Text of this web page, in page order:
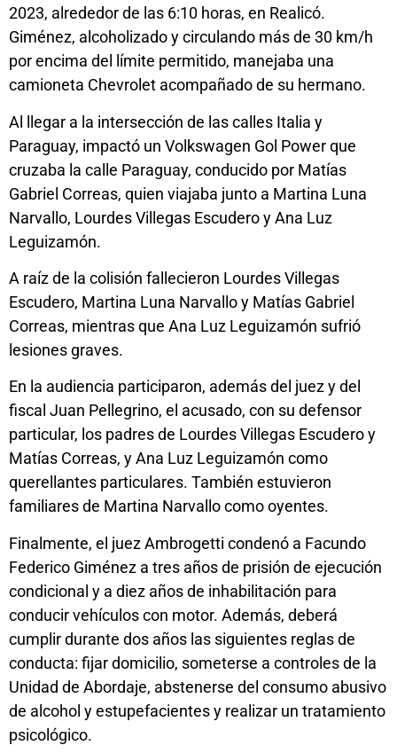
2023, alrededor de las 6:10 horas, en Realicó.
Giménez, alcoholizado y circulando más de 30 km/h
por encima del límite permitido, manejaba una
camioneta Chevrolet acompañado de su hermano.
Al llegar a la intersección de las calles Italia y
Paraguay, impactó un Volkswagen Gol Power que
cruzaba la calle Paraguay, conducido por Matías
Gabriel Correas, quien viajaba junto a Martina Luna
Narvallo, Lourdes Villegas Escudero y Ana Luz
Leguizamón.
A raíz de la colisión fallecieron Lourdes Villegas
Escudero, Martina Luna Narvallo y Matías Gabriel
Correas, mientras que Ana Luz Leguizamón sufrió
lesiones graves.
En la audiencia participaron, además del juez y del
fiscal Juan Pellegrino, el acusado, con su defensor
particular, los padres de Lourdes Villegas Escudero y
Matías Correas, y Ana Luz Leguizamón como
querellantes particulares. También estuvieron
familiares de Martina Narvallo como oyentes.
Finalmente, el juez Ambrogetti condenó a Facundo
Federico Giménez a tres años de prisión de ejecución
condicional y a diez años de inhabilitación para
conducir vehículos con motor. Además, deberá
cumplir durante dos años las siguientes reglas de
conducta: fijar domicilio, someterse a controles de la
Unidad de Abordaje, abstenerse del consumo abusivo
de alcohol y estupefacientes y realizar un tratamiento
psicológico.